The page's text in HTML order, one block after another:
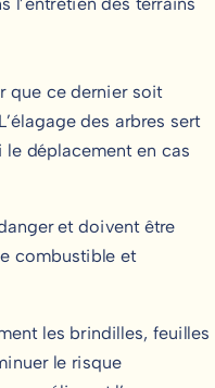
que ce dernier soit
des arbres sert
déplacement en cas
et doivent être
combustible et
les brindilles, feuilles
le risque